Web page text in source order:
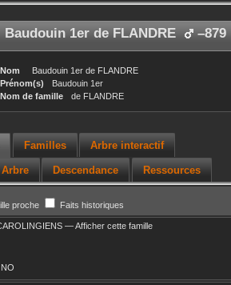
Baudouin 1er de FLANDRE –879
Nom Baudouin 1er de FLANDRE
Prénom(s)
Baudouin 1er
Nom de famille
de FLANDRE
Familles Arbre interactif
Arbre Descendance Ressources
proche Faits historiques
—Afficher cette famille
NO